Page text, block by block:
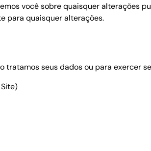
você sobre quaisquer alterações
para quaisquer alterações.
seus dados ou para exercer